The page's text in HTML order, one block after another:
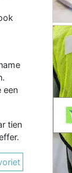
een
tien